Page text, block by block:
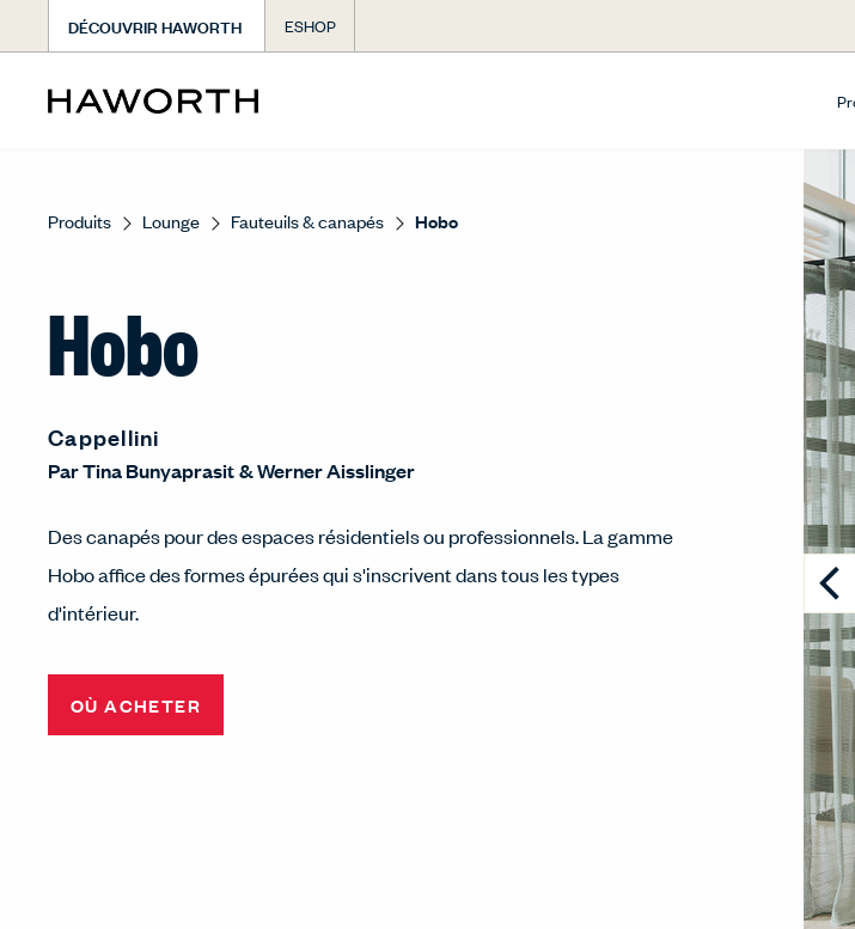
DÉCOUVRIR HAWORTH ESHOP
Produits Lounge Fauteuils & canapés Hobo
Hobo
Cappellini
ParTina Bunyaprasit&Werner Aisslinger
Des canapés pour des espaces résidentiels ou professionnels. La gamme
Hobo affice des formes épurées qui s'inscrivent dans tous les types
d'intérieur.
OÙ ACHETER